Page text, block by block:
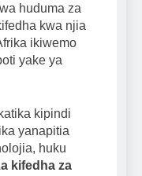
huduma za
kwa njia
ikiwemo
yake ya
kipindi
yanapitia
huku
kifedha za